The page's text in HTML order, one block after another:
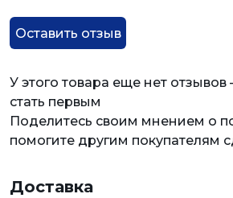
Оставить отзыв
У этого товара еще нет
стать первым
Поделитесь своим мнением о
помогите другим покупателям
Доставка